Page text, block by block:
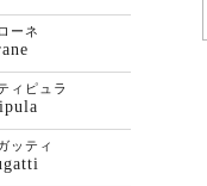
ーネ
ィピュラ
ッティ